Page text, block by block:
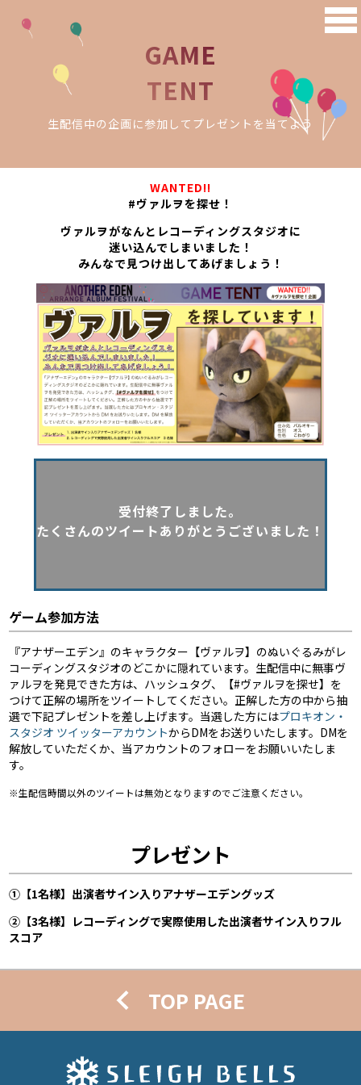
GAME
TENT
生配信中の企画に参加してプレゼントを当てよう
WANTED!!
#ヴァルヲを探せ！
ヴァルヲがなんとレコーディングスタジオに
迷い込んでしまいました！
みんなで見つけ出してあげましょう！
受付終了しました。
たくさんのツイートありがとうございました！
ゲーム参加方法
『アナザーエデン』のキャラクター【ヴァルヲ】のぬいぐるみがレ
コーディングスタジオのどこかに隠れています。生配信中に無事ヴ
ァルヲを発見できた方は、ハッシュタグ、【#ヴァルヲを探せ】を
つけて正解の場所をツイートしてください。正解した方の中から抽
選で下記プレゼントを差し上げます。当選した方にはプロキオン・
スタジオ ツイッターアカウントからDMをお送りいたします。DMを
解放していただくか、当アカウントのフォローをお願いいたしま
す。
※生配信時間以外のツイートは無効となりますのでご注意ください。
プレゼント
①【1名様】出演者サイン入りアナザーエデングッズ
②【3名様】レコーディングで実際使用した出演者サイン入りフル
スコア
TOP PAGE